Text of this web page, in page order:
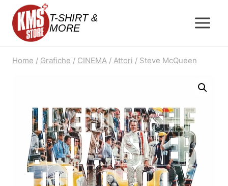
Salta
contenuto
T-SHIRT &
MORE
Home / Grafiche / CINEMA / Attori / Steve McQueen